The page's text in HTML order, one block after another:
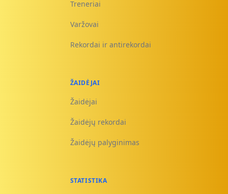
Treneriai
Varžovai
Rekordai ir antirekordai
ŽAIDĖJAI
Žaidėjai
Žaidėjų rekordai
Žaidėjų palyginimas
STATISTIKA